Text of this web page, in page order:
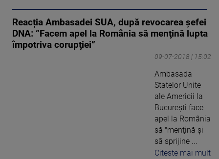
Reacția Ambasadei SUA, după revocarea șefei
DNA: ”Facem apel la România să menţină lupta
împotriva corupţiei”
09-07-2018 | 15:02
Ambasada
Statelor Unite
ale Americii la
Bucureşti face
apel la România
să "menţină şi
să sprijine ...
Citeste mai mult